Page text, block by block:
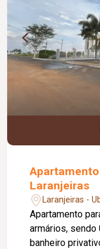
Laranjeiras
Laranjeiras -
Apartamento
armários,
banheiro